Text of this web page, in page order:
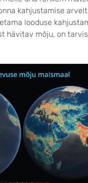
kahjustamise
looduse
hävitav mõju, on